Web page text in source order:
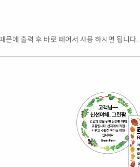
문에 출력 후 바로 떼어서 사용 하시면 됩니다.